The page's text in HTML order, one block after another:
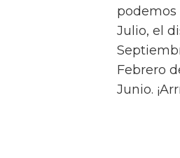
podemos
Julio, el
Febrero
Junio.